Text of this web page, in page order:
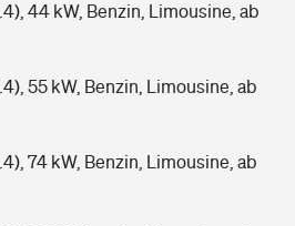
44 kW, Benzin, Limousine, ab
55 kW, Benzin, Limousine, ab
74 kW, Benzin, Limousine, ab